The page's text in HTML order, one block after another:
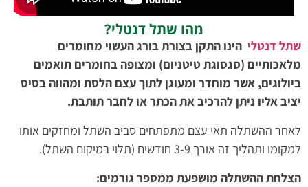
מהו שתל דנטלי?
שתל דנטלי הינו התקן בצורת בורג העשוי מחומרים
מלאכותיים (סגסוגת טיטניום) ומצופה בחומרים תואמים
ביולוגים, אשר מוחדר ומעוגן לתוך עצם הלסת ומהווה בסיס
יציב אליו ניתן להרכיב את הכתר או לחבר תותבת.
לאחר ההשתלה תאי עצם מתפתחים סביב השתל ומחזקים אותו
למקומו ותהליך זה אורך 3-9 חודשים (תלוי במיקום השתל).
הצלחת ההשתלה מושפעת ממספר גורמים: